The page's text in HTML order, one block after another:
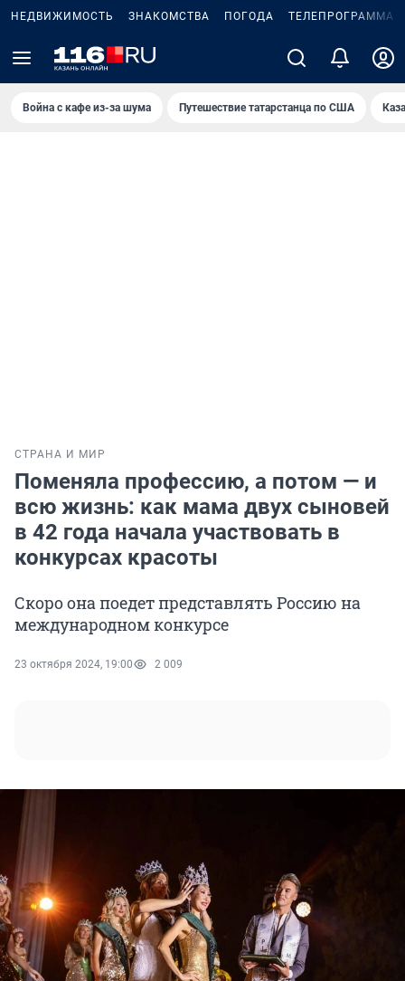
НЕДВИЖИМОСТЬ ЗНАКОМСТВА ПОГОДА ТЕЛЕПРОГРАММА
Война с кафе из-за шума Путешествие татарстанца по США
СТРАНА И МИР
Поменяла профессию, а потом — и
всю жизнь: как мама двух сыновей
в 42 года начала участвовать в
конкурсах красоты
Скоро она поедет представлять Россию на
международном конкурсе
23 октября 2024, 19:00 2 009